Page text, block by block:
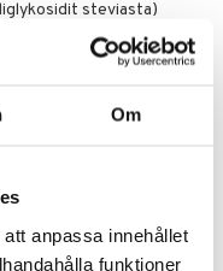
Om
anpassa innehållet
funktioner
steviasta)
DRI %